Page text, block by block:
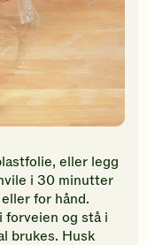
eller legg
i 30 minutter
for hånd.
forveien og stå i
brukes. Husk